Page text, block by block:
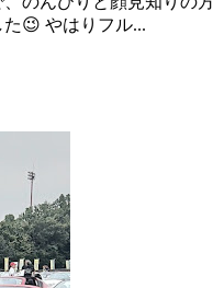
😉 やはりフル...